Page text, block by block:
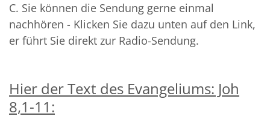
C. Sie können die Sendung gerne einmal
nachhören - Klicken Sie dazu unten auf den Link,
er führt Sie direkt zur Radio-Sendung.
Hier der Text des Evangeliums: Joh
8,1-11: